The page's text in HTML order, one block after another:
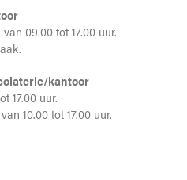
09.00 tot 17.00 uur.
kantoor
17.00 uur.
10.00 tot 17.00 uur.